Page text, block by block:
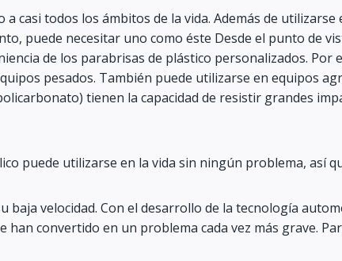
casi todos los ámbitos de la vida. Además de
puede necesitar uno como éste Desde el punto de
de los parabrisas de plástico personalizados.
pesados. También puede utilizarse en equipos
tienen la capacidad de resistir grandes
puede utilizarse en la vida sin ningún problema, así
velocidad. Con el desarrollo de la tecnología
convertido en un problema cada vez más grave.